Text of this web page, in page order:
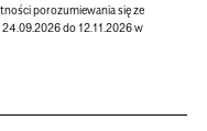
porozumiewania się ze
do 12.11.2026 w